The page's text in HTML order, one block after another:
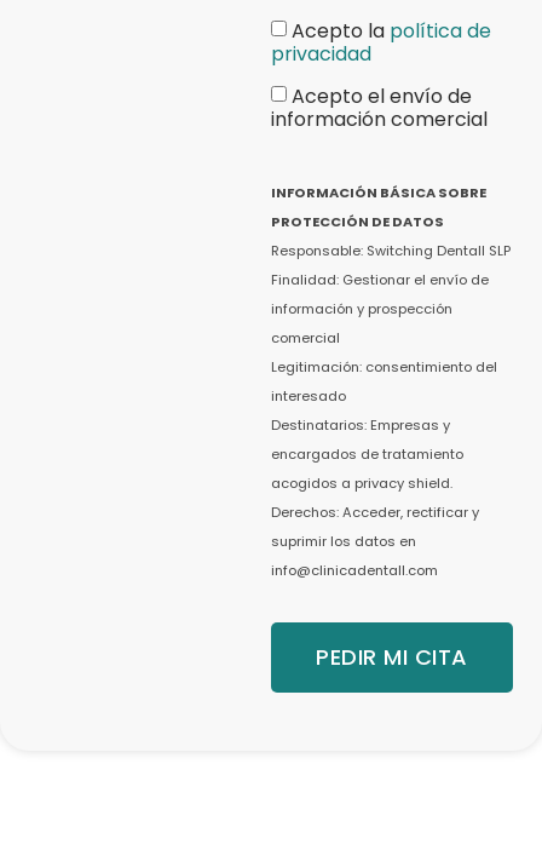
Acepto la política de
privacidad
Acepto el envío de
información comercial
INFORMACIÓN BÁSICA SOBRE
PROTECCIÓN DE DATOS
Responsable: Switching Dentall SLP
Finalidad: Gestionar el envío de
información y prospección
comercial
Legitimación: consentimiento del
interesado
Destinatarios: Empresas y
encargados de tratamiento
acogidos a privacy shield.
Derechos: Acceder, rectificar y
suprimir los datos en
info@clinicadentall.com
PEDIR MI CITA